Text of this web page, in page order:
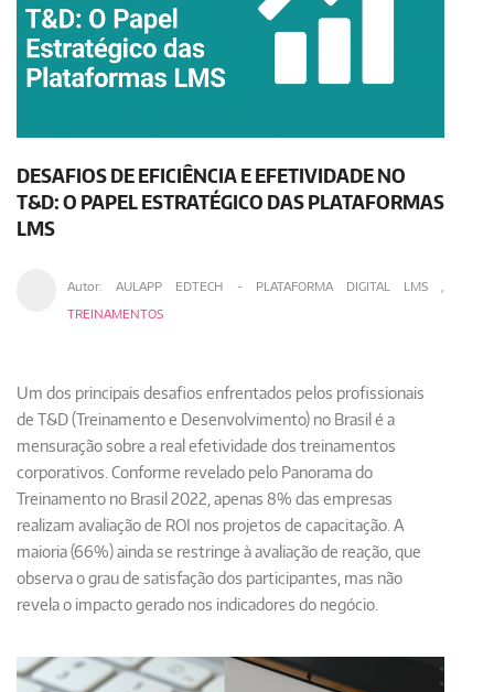
DESAFIOS DE EFICIÊNCIA E EFETIVIDADE NO
T&D: O PAPEL ESTRATÉGICO DAS PLATAFORMAS
LMS
Autor:AULAPP EDTECH - PLATAFORMA DIGITAL LMS,
TREINAMENTOS
Um dos principais desafios enfrentados pelos profissionais
de T&D (Treinamento e Desenvolvimento) no Brasil é a
mensuração sobre a real efetividade dos treinamentos
corporativos. Conforme revelado pelo Panorama do
Treinamento no Brasil 2022, apenas 8% das empresas
realizam avaliação de ROI nos projetos de capacitação. A
maioria (66%) ainda se restringe à avaliação de reação, que
observa o grau de satisfação dos participantes, mas não
revela o impacto gerado nos indicadores do negócio.